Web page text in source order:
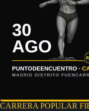
CARRERA POPULAR